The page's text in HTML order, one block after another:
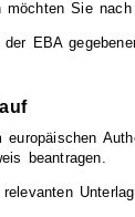
möchten Sie
EBA
beantragen.